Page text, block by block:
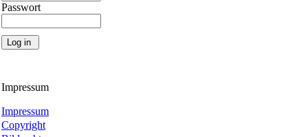
Passwort
Impressum
Impressum
Copyright